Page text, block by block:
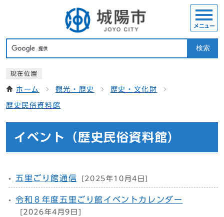
検索
メニュー
現在位置
ホーム 観光・歴史 歴史・文化財
歴史民俗資料館
イベント（歴史民俗資料館）
五里ごり館通信 [2025年10月4日]
令和８年度五里ごり館イベントカレンダー
[2026年4月9日]